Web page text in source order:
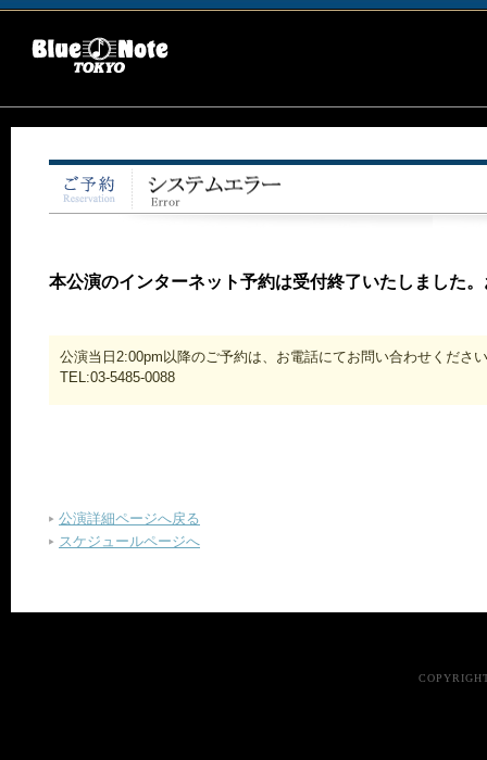
本公演のインターネット予約は受付終了いたしました
公演当日2:00pm以降のご予約は、お電話にてお問い合わせくださ
TEL:03-5485-0088
公演詳細ページへ戻る
スケジュールページへ